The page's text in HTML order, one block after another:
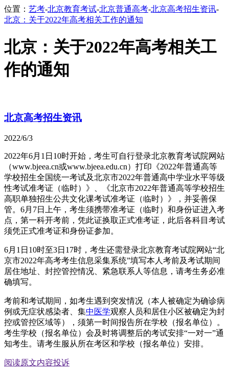
位置： 艺考-北京教育考试-北京普通高考-北京高考招生资讯-
北京：关于2022年高考相关工作的通知
北京：关于2022年高考相关工
作的通知
北京高考招生资讯
2022/6/3
2022年6月1日10时开始，考生可自行登录北京教育考试院网站
（www.bjeea.cn或www.bjeea.edu.cn）打印《2022年普通高等
学校招生全国统一考试及北京市2022年普通高中学业水平等级
性考试准考证（临时）》、《北京市2022年普通高等学校招生
高职单独招生公共文化课考试准考证（临时）》，并妥善保
管。6月7日上午，考生须携带准考证（临时）和身份证进入考
点，第一科开考前，凭此证换取正式准考证，此后各科目考试
须凭正式准考证和身份证参加。
6月1日10时至3日17时，考生还需登录北京教育考试院网站“北
京市2022年高考考生信息采集系统”填写本人考前及考试期间
居住地址、封控管控情况、紧急联系人等信息，请考生务必准
确填写。
考前和考试期间，如考生遇到突发情况（本人被确定为确诊病
例或无症状感染者、集中医学观察人员和居住小区被确定为封
控或管控区域等），须第一时间报告所在学校（报名单位）。
考生学校（报名单位）会及时将调整后的考试安排“一对一”通
知考生。请考生服从所在考区和学校（报名单位）安排。
阅读原文内容投诉